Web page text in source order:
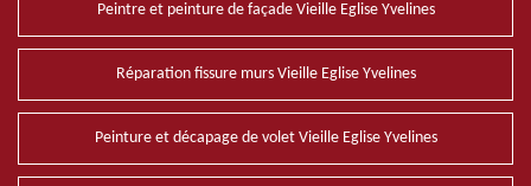
Peintre et peinture de façade Vieille Eglise Yvelines
Réparation fissure murs Vieille Eglise Yvelines
Peinture et décapage de volet Vieille Eglise Yvelines